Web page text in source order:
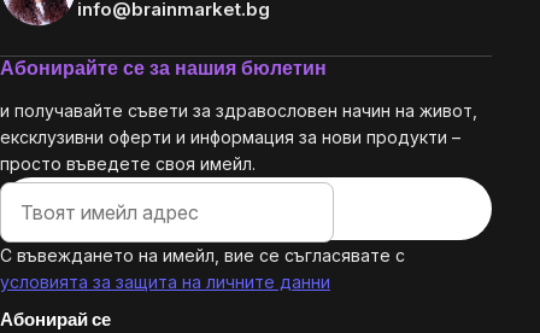
info@brainmarket.bg
Абонирайте се за нашия бюлетин
и получавайте съвети за здравословен начин на живот,
ексклузивни оферти и информация за нови продукти –
просто въведете своя имейл.
С въвеждането на имейл, вие се съгласявате с
условията за защита на личните данни
Абонирай се